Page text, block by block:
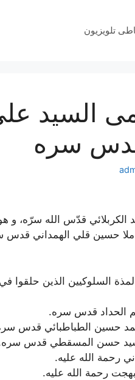
تلویزیون
السيد
قدس سره
الكربلائي قدّس الله سرّه، و
ملا حسين قلي الهمداني قدس
السلوكيين الذين حلقوا
الحداد قدس سره.
حسين الطباطبائي قدس
السيد حسن المسقطي قدس
رحمة الله عليه.
رحمة الله عليه.